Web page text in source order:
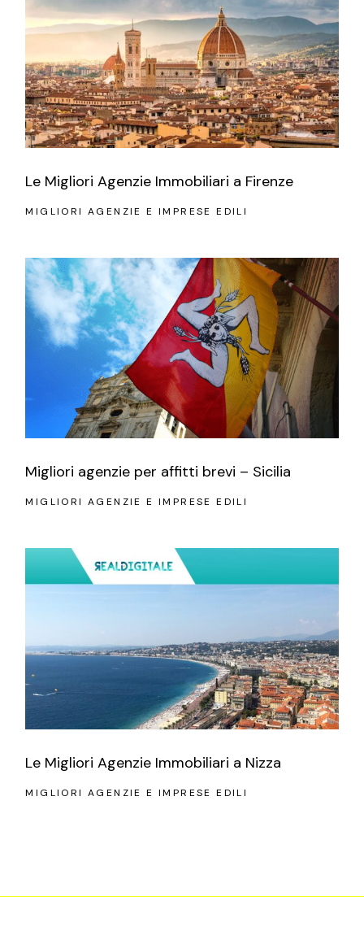
Le Migliori Agenzie Immobiliari a Firenze
MIGLIORI AGENZIE E IMPRESE EDILI
Migliori agenzie per affitti brevi – Sicilia
MIGLIORI AGENZIE E IMPRESE EDILI
Le Migliori Agenzie Immobiliari a Nizza
MIGLIORI AGENZIE E IMPRESE EDILI